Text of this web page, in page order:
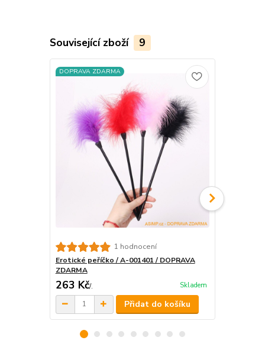
Související zboží 9
DOPRAVA ZDARMA
1 hodnocení
Erotické peříčko / A-001401 / DOPRAVA
ZDARMA
263 Kč/. Skladem
Přidat do košíku